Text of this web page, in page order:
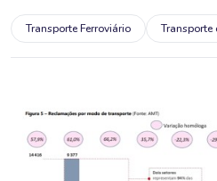
Transporte Ferroviário Transporte